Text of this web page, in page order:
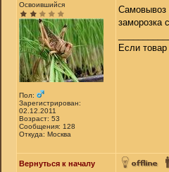
Освоившийся
Пол:
Зарегистрирован:
02.12.2011
Возраст: 53
Сообщения: 128
Откуда: Москва
Самовывоз
заморозка
Если
Вернуться к началу